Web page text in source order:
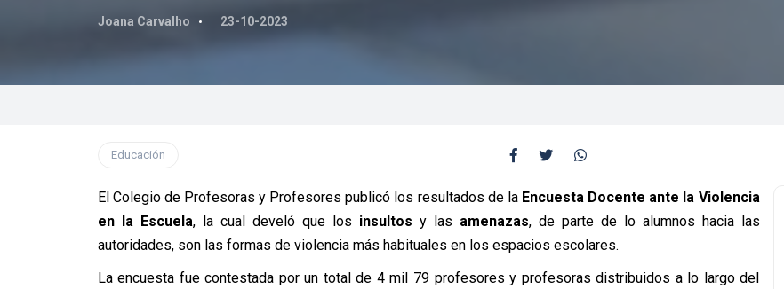
Joana Carvalho 23-10-2023
Educación
El Colegio de Profesoras y Profesores publicó los resultados de laEncuesta Docente ante la Violencia
en la Escuela, la cual develó que los insultos y las amenazas, de parte de lo alumnos hacia las
autoridades, son las formas de violencia más habituales en los espacios escolares.
La encuesta fue contestada por un total de 4 mil 79 profesores y profesoras distribuidos a lo largo del